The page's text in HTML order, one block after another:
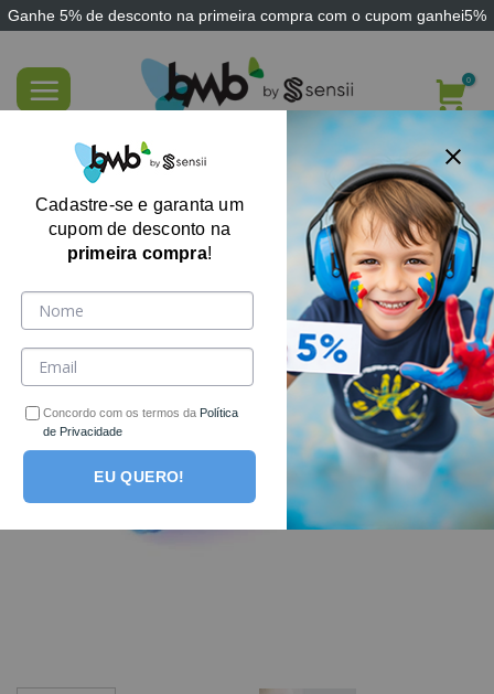
Ganhe 5% de desconto na primeira compra com o cupom ganhei5%
content
Ponteiras Bite Tube Ark Therapeutic
Cadastre-se e garanta um
cupom de desconto na
primeira compra!
Concordo com os termos da Política
de Privacidade
EU QUERO!